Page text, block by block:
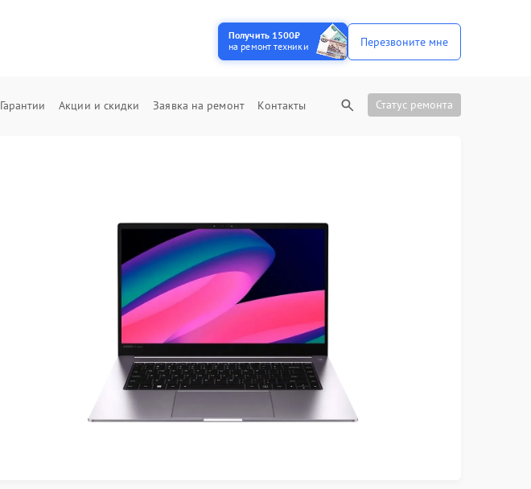
Получить 1500₽
на ремонт техники
Перезвоните мне
Гарантии Акции и скидки Заявка на ремонт Контакты Статус ремонта